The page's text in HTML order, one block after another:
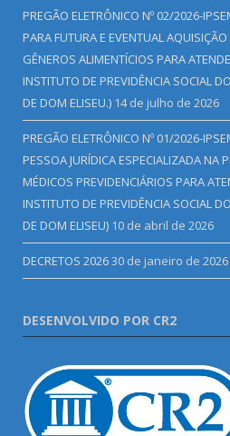
PREGÃO ELETRÔNICO Nº 02/2026-
PARA FUTURA E EVENTUAL
GÊNEROS ALIMENTÍCIOS PARA
INSTITUTO DE PREVIDÊNCIA SOCIAL
DE DOM ELISEU.) 14 de julho de 2026
PREGÃO ELETRÔNICO Nº 01/2026-
PESSOA JURÍDICA ESPECIALIZADA NA
MÉDICOS PREVIDENCIÁRIOS PARA
INSTITUTO DE PREVIDÊNCIA SOCIAL
DE DOM ELISEU) 10 de abril de 2026
DECRETOS 202630 de janeiro de 2026
DESENVOLVIDO POR CR2